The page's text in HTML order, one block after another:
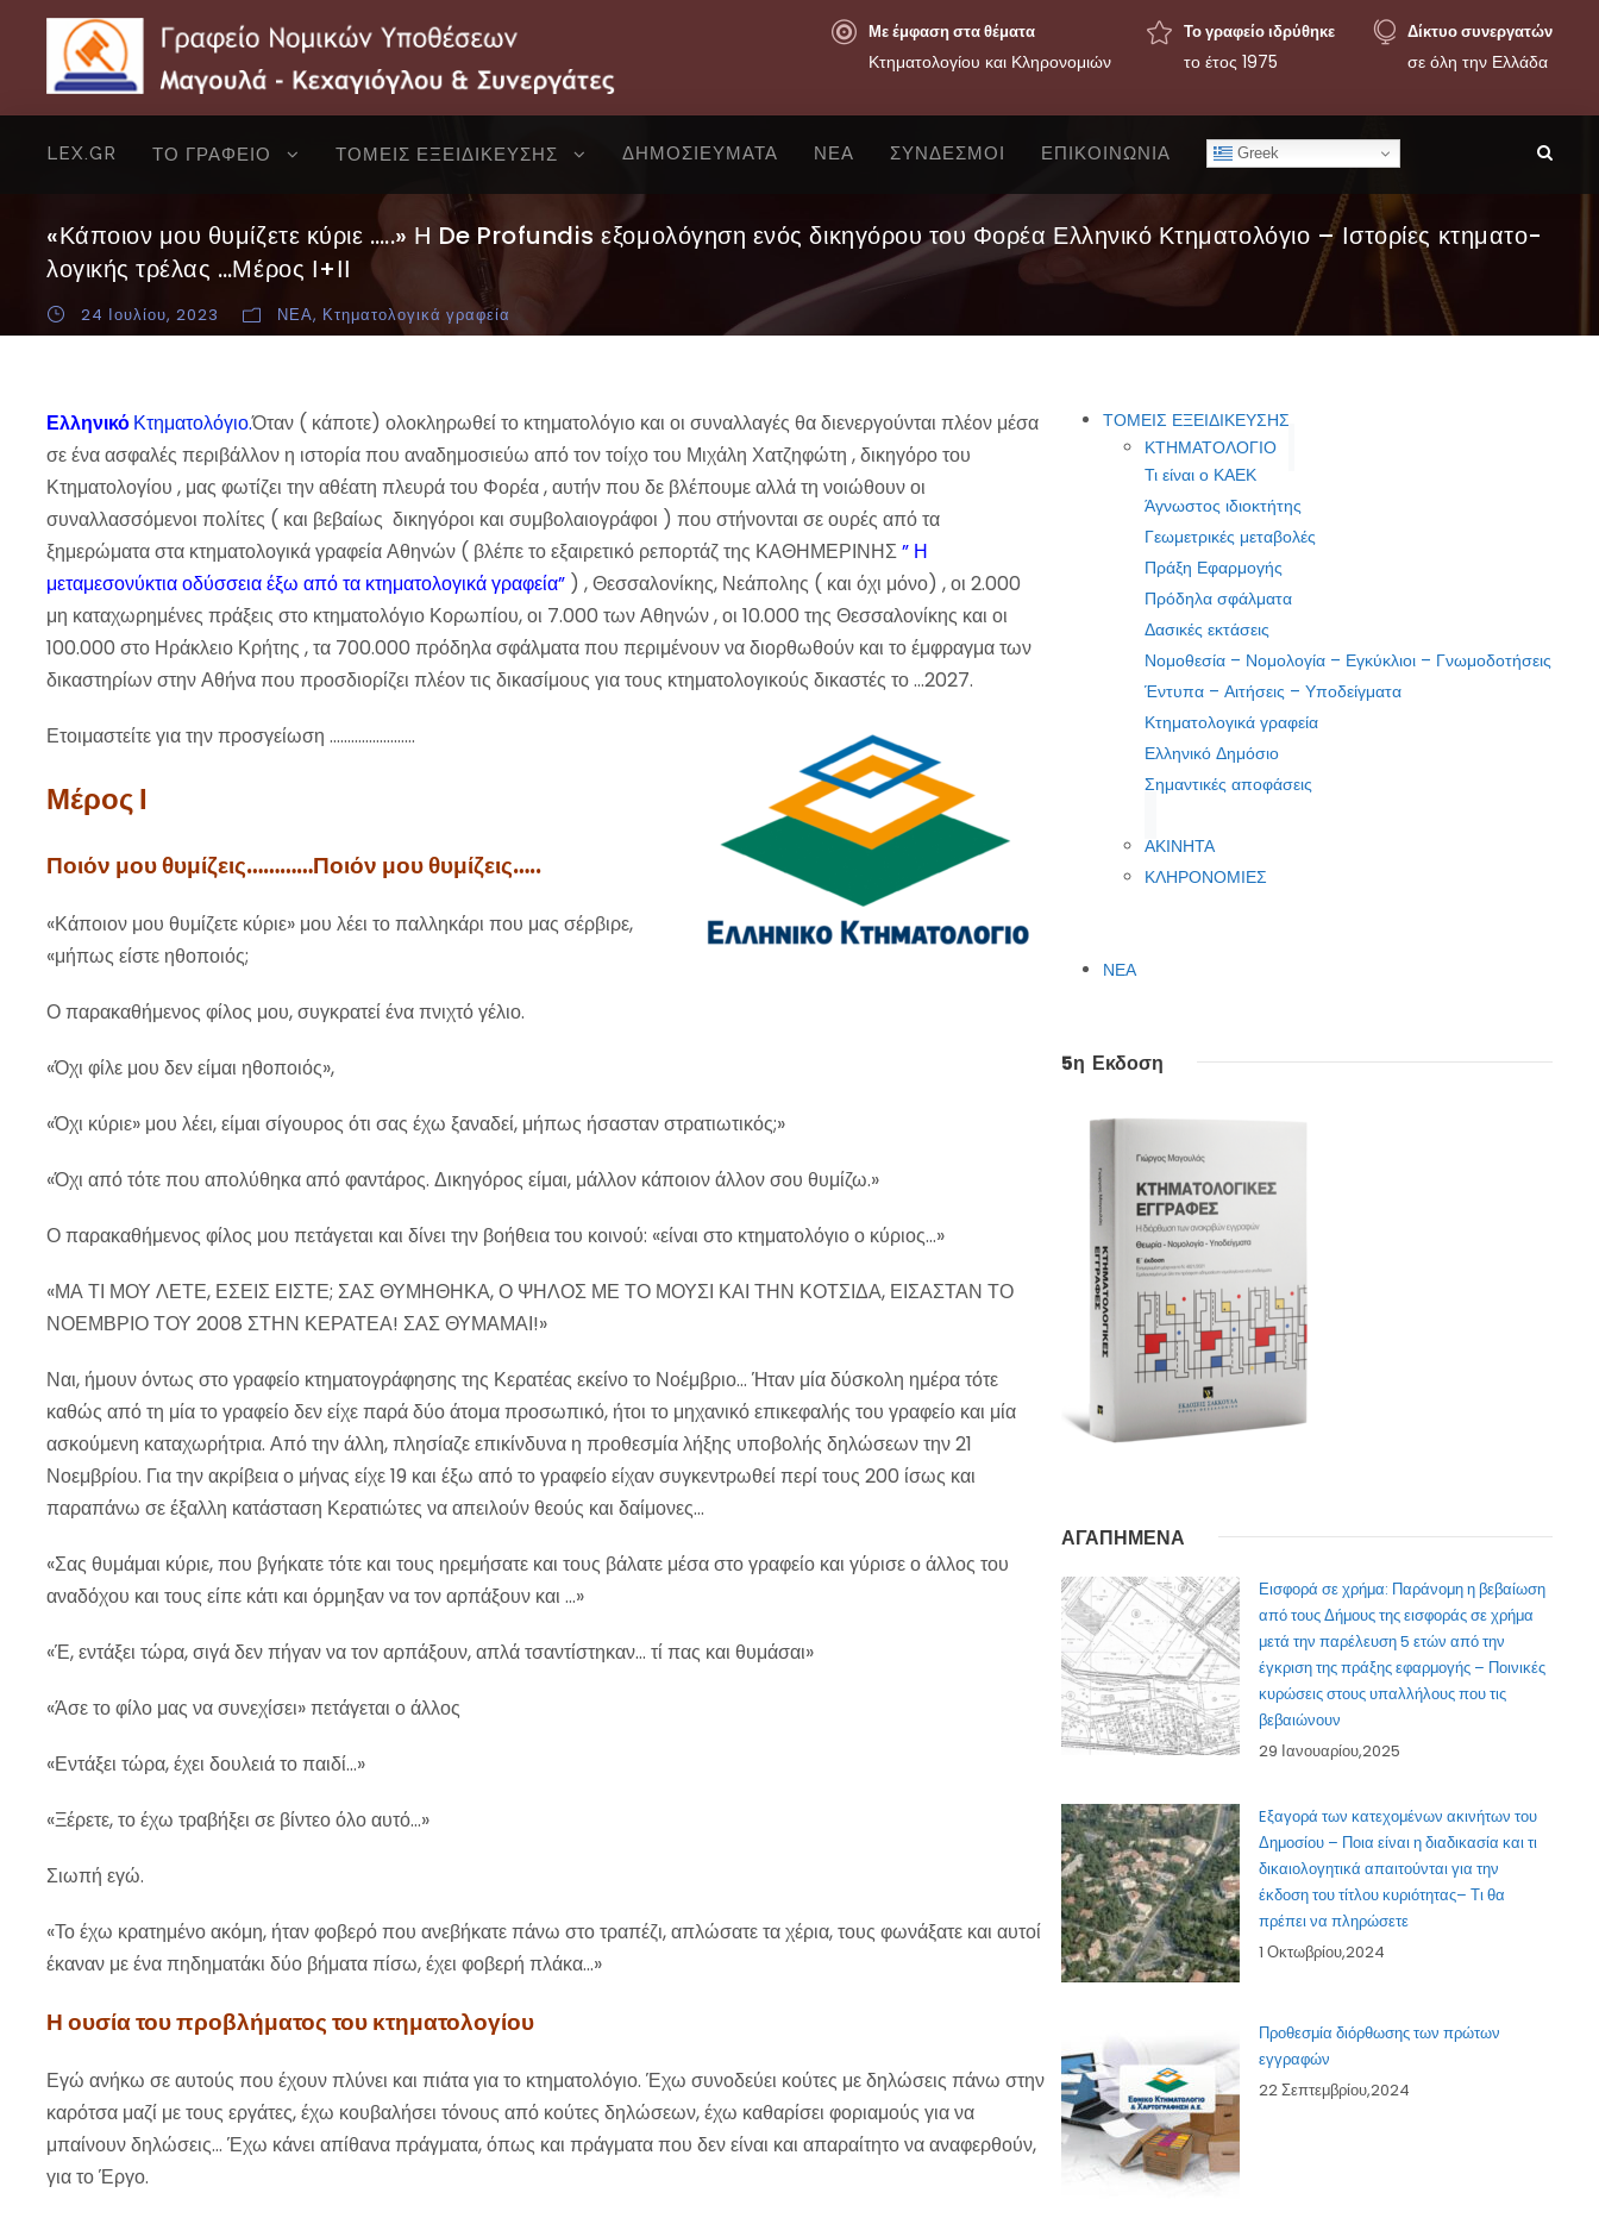
Με έμφαση στα θέματα
Κτηματολογίου και Κληρονομιών
Το γραφείο ιδρύθηκε
το έτος 1975
Δίκτυο συνεργατών
σε όλη την Ελλάδα
LEX.GR ΤΟ ΓΡΑΦΕΙΟ ΤΟΜΕΙΣ ΕΞΕΙΔΙΚΕΥΣΗΣ ΔΗΜΟΣΙΕΥΜΑΤΑ ΝΕΑ ΣΥΝΔΕΣΜΟΙ ΕΠΙΚΟΙΝΩΝΙΑ Greek
«Κάποιον μου θυμίζετε κύριε …..» Η De Profundis εξομολόγηση ενός δικηγόρου του Φορέα Ελληνικό Κτηματολόγιο – Ιστορίες κτηματο-
λογικής τρέλας …Μέρος Ι+ΙΙ
24 Ιουλίου, 2023 ΝΕΑ, Κτηματολογικά γραφεία
ΕλληνικόΚτηματολόγιο.Όταν ( κάποτε) ολοκληρωθεί το κτηματολόγιο και οι συναλλαγές θα διενεργούνται πλέον μέσα
σε ένα ασφαλές περιβάλλον η ιστορία που αναδημοσιεύω από τον τοίχο του Μιχάλη Χατζηφώτη , δικηγόρο του
Κτηματολογίου , μας φωτίζει την αθέατη πλευρά του Φορέα , αυτήν που δε βλέπουμε αλλά τη νοιώθουν οι
συναλλασσόμενοι πολίτες ( και βεβαίως δικηγόροι και συμβολαιογράφοι ) που στήνονται σε ουρές από τα
ξημερώματα στα κτηματολογικά γραφεία Αθηνών ( βλέπε το εξαιρετικό ρεπορτάζ της ΚΑΘΗΜΕΡΙΝΗΣ” Η
μεταμεσονύκτια οδύσσεια έξω από τα κτηματολογικά γραφεία” ) , Θεσσαλονίκης, Νεάπολης ( και όχι μόνο) , οι 2.000
μη καταχωρημένες πράξεις στο κτηματολόγιο Κορωπίου, οι 7.000 των Αθηνών , οι 10.000 της Θεσσαλονίκης και οι
100.000 στο Ηράκλειο Κρήτης , τα 700.000 πρόδηλα σφάλματα που περιμένουν να διορθωθούν και το έμφραγμα των
δικαστηρίων στην Αθήνα που προσδιορίζει πλέον τις δικασίμους για τους κτηματολογικούς δικαστές το …2027.
Ετοιμαστείτε για την προσγείωση ……………………
Μέρος Ι
Ποιόν μου θυμίζεις…………Ποιόν μου θυμίζεις…..
«Κάποιον μου θυμίζετε κύριε» μου λέει το παλληκάρι που μας σέρβιρε,
«μήπως είστε ηθοποιός;
Ο παρακαθήμενος φίλος μου, συγκρατεί ένα πνιχτό γέλιο.
«Όχι φίλε μου δεν είμαι ηθοποιός»,
«Όχι κύριε» μου λέει, είμαι σίγουρος ότι σας έχω ξαναδεί, μήπως ήσασταν στρατιωτικός;»
«Όχι από τότε που απολύθηκα από φαντάρος. Δικηγόρος είμαι, μάλλον κάποιον άλλον σου θυμίζω.»
Ο παρακαθήμενος φίλος μου πετάγεται και δίνει την βοήθεια του κοινού: «είναι στο κτηματολόγιο ο κύριος…»
«ΜΑ ΤΙ ΜΟΥ ΛΕΤΕ, ΕΣΕΙΣ ΕΙΣΤΕ; ΣΑΣ ΘΥΜΗΘΗΚΑ, Ο ΨΗΛΟΣ ΜΕ ΤΟ ΜΟΥΣΙ ΚΑΙ ΤΗΝ ΚΟΤΣΙΔΑ, ΕΙΣΑΣΤΑΝ ΤΟ
ΝΟΕΜΒΡΙΟ ΤΟΥ 2008 ΣΤΗΝ ΚΕΡΑΤΕΑ! ΣΑΣ ΘΥΜΑΜΑΙ!»
Ναι, ήμουν όντως στο γραφείο κτηματογράφησης της Κερατέας εκείνο το Νοέμβριο… Ήταν μία δύσκολη ημέρα τότε
καθώς από τη μία το γραφείο δεν είχε παρά δύο άτομα προσωπικό, ήτοι το μηχανικό επικεφαλής του γραφείο και μία
ασκούμενη καταχωρήτρια. Από την άλλη, πλησίαζε επικίνδυνα η προθεσμία λήξης υποβολής δηλώσεων την 21
Νοεμβρίου. Για την ακρίβεια ο μήνας είχε 19 και έξω από το γραφείο είχαν συγκεντρωθεί περί τους 200 ίσως και
παραπάνω σε έξαλλη κατάσταση Κερατιώτες να απειλούν θεούς και δαίμονες…
«Σας θυμάμαι κύριε, που βγήκατε τότε και τους ηρεμήσατε και τους βάλατε μέσα στο γραφείο και γύρισε ο άλλος του
αναδόχου και τους είπε κάτι και όρμηξαν να τον αρπάξουν και …»
«Έ, εντάξει τώρα, σιγά δεν πήγαν να τον αρπάξουν, απλά τσαντίστηκαν… τί πας και θυμάσαι»
«Άσε το φίλο μας να συνεχίσει» πετάγεται ο άλλος
«Εντάξει τώρα, έχει δουλειά το παιδί…»
«Ξέρετε, το έχω τραβήξει σε βίντεο όλο αυτό…»
Σιωπή εγώ.
«Το έχω κρατημένο ακόμη, ήταν φοβερό που ανεβήκατε πάνω στο τραπέζι, απλώσατε τα χέρια, τους φωνάξατε και αυτοί
έκαναν με ένα πηδηματάκι δύο βήματα πίσω, έχει φοβερή πλάκα…»
Η ουσία του προβλήματος του κτηματολογίου
Εγώ ανήκω σε αυτούς που έχουν πλύνει και πιάτα για το κτηματολόγιο. Έχω συνοδεύει κούτες με δηλώσεις πάνω στην
καρότσα μαζί με τους εργάτες, έχω κουβαλήσει τόνους από κούτες δηλώσεων, έχω καθαρίσει φοριαμούς για να
μπαίνουν δηλώσεις… Έχω κάνει απίθανα πράγματα, όπως και πράγματα που δεν είναι και απαραίτητο να αναφερθούν,
για το Έργο.
ΤΟΜΕΙΣ ΕΞΕΙΔΙΚΕΥΣΗΣ
ΚΤΗΜΑΤΟΛΟΓΙΟ
Τι είναι ο ΚΑΕΚ
Άγνωστος ιδιοκτήτης
Γεωμετρικές μεταβολές
Πράξη Εφαρμογής
Πρόδηλα σφάλματα
Δασικές εκτάσεις
Νομοθεσία – Νομολογία – Εγκύκλιοι – Γνωμοδοτήσεις
Έντυπα – Αιτήσεις – Υποδείγματα
Κτηματολογικά γραφεία
Ελληνικό Δημόσιο
Σημαντικές αποφάσεις
ΑΚΙΝΗΤΑ
ΚΛΗΡΟΝΟΜΙΕΣ
ΝΕΑ
5η Εκδοση
ΑΓΑΠΗΜΕΝΑ
Εισφορά σε χρήμα: Παράνομη η βεβαίωση
από τους Δήμους της εισφοράς σε χρήμα
μετά την παρέλευση 5 ετών από την
έγκριση της πράξης εφαρμογής – Ποινικές
κυρώσεις στους υπαλλήλους που τις
βεβαιώνουν
29 Ιανουαρίου,2025
Eξαγορά των κατεχομένων ακινήτων του
Δημοσίου – Ποια είναι η διαδικασία και τι
δικαιολογητικά απαιτούνται για την
έκδοση του τίτλου κυριότητας– Τι θα
πρέπει να πληρώσετε
1 Οκτωβρίου,2024
Προθεσμία διόρθωσης των πρώτων
εγγραφών
22 Σεπτεμβρίου,2024